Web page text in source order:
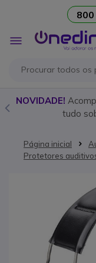
Alternar
Nav
NOVIDADE!
tudo
Página inicial
Protetores
Saltar para o final da